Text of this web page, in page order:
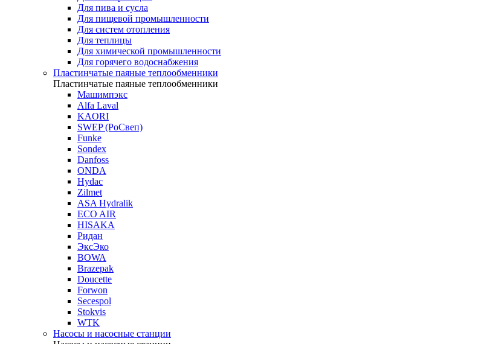
Для пива и сусла
Для пищевой промышленности
Для систем отопления
Для теплицы
Для химической промышленности
Для горячего водоснабжения
Пластинчатые паяные теплообменники
Пластинчатые паяные теплообменники
Машимпэкс
Alfa Laval
KAORI
SWEP (РоСвеп)
Funke
Sondex
Danfoss
ONDA
Hydac
Zilmet
ASA Hydralik
ECO AIR
HISAKA
Ридан
ЭксЭко
BOWA
Brazepak
Doucette
Forwon
Secespol
Stokvis
WTK
Насосы и насосные станции